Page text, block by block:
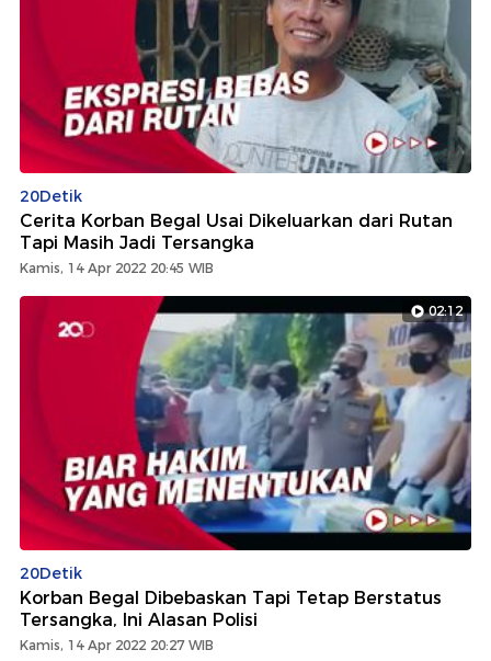
20Detik
Cerita Korban Begal Usai Dikeluarkan dari Rutan
Tapi Masih Jadi Tersangka
Kamis, 14 Apr 2022 20:45 WIB
02:12
20Detik
Korban Begal Dibebaskan Tapi Tetap Berstatus
Tersangka, Ini Alasan Polisi
Kamis, 14 Apr 2022 20:27 WIB